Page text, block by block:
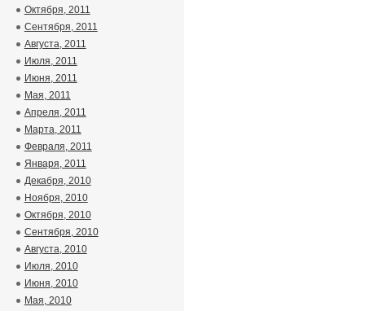
Октября, 2011
Сентября, 2011
Августа, 2011
Июля, 2011
Июня, 2011
Мая, 2011
Апреля, 2011
Марта, 2011
Февраля, 2011
Января, 2011
Декабря, 2010
Ноября, 2010
Октября, 2010
Сентября, 2010
Августа, 2010
Июля, 2010
Июня, 2010
Мая, 2010